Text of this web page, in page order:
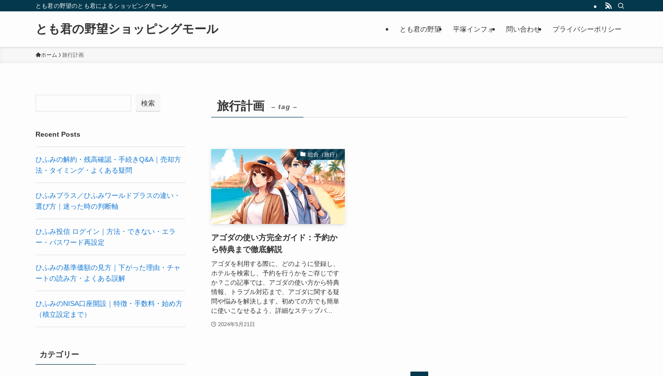
とも君の野望のとも君によるショッピングモール
とも君の野望ショッピングモール とも君の野望 平塚インフォ 問い合わせ プライバシーポリシー
ホーム 旅行計画
旅行計画 – tag –
総合（旅行）
アゴダの使い方完全ガイド：予約か
ら特典まで徹底解説
アゴダを利用する際に、どのように登録し、
ホテルを検索し、予約を行うかをご存じです
か？この記事では、アゴダの使い方から特典
情報、トラブル対応まで、アゴダに関する疑
問や悩みを解決します。初めての方でも簡単
に使いこなせるよう、詳細なステップバ...
2024年5月21日
検索
Recent Posts
ひふみの解約・残高確認・手続きQ&A｜売却方
法・タイミング・よくある疑問
ひふみプラス／ひふみワールドプラスの違い・
選び方｜迷った時の判断軸
ひふみ投信 ログイン｜方法・できない・エラ
ー・パスワード再設定
ひふみの基準価額の見方｜下がった理由・チャ
ートの読み方・よくある誤解
ひふみのNISA口座開設｜特徴・手数料・始め方
（積立設定まで）
カテゴリー